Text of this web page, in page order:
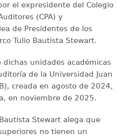
el expresidente del Colegio
(CPA) y
de Presidentes de los
Tulio Bautista Stewart.
unidades académicas
de la Universidad Juan
creada en agosto de 2024,
en noviembre de 2025.
Stewart alega que
no tienen un